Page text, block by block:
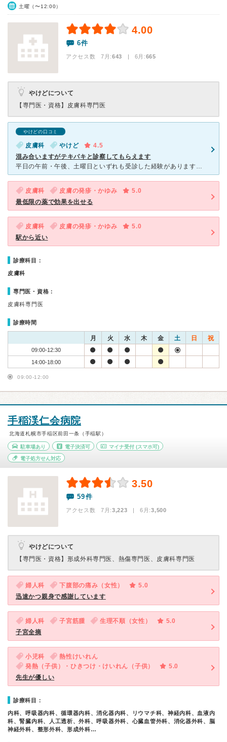
土曜（〜12:00）
4.00
6件
アクセス数 7月:643 | 6月:665
やけどについて
【専門医・資格】 皮膚科専門医
やけどの口コミ
皮膚科 やけど
4.5
混み合いますがテキパキと診察してもらえます
平日の午前・午後、土曜日といずれも受診した経験がありますが、いつも賑わっています。３０分位は待つと考えていいと思います。 外待合室→３名程度ずつ中待合室に案内 →カーテンで仕切られた診察スペースで
皮膚科 皮膚の発疹・かゆみ
5.0
最低限の薬で効果を出せる
皮膚科 皮膚の発疹・かゆみ
5.0
駅から近い
診療科目：
皮膚科
専門医・資格：
皮膚科専門医
診療時間
月 火 水 木 金 土 日 祝
09:00-12:30
14:00-18:00
09:00-12:00
手稲渓仁会病院
北海道札幌市手稲区前田一条（手稲駅）
駐車場あり 電子決済可 マイナ受付 (スマホ可)
電子処方せん対応
3.50
59件
アクセス数 7月:3,223 | 6月:3,500
やけどについて
【専門医・資格】 形成外科専門医、熱傷専門医、皮膚科専門医
婦人科 下腹部の痛み（女性）
5.0
迅速かつ親身で感謝しています
婦人科 子宮筋腫 生理不順（女性）
5.0
子宮全摘
小児科
熱性けいれん
発熱（子供）・ひきつけ・けいれん（子供）
5.0
先生が優しい
診療科目：
内科、呼吸器内科、循環器内科、消化器内科、リウマチ科、神経内科、血液内
科、腎臓内科、人工透析、外科、呼吸器外科、心臓血管外科、消化器外科、脳
神経外科、整形外科、形成外科…